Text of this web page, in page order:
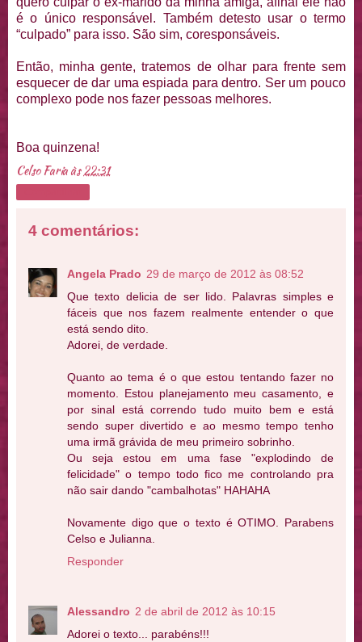
é o único responsável. Também detesto usar o termo
“culpado” para isso. São sim, coresponsáveis.
Então, minha gente, tratemos de olhar para frente sem
esquecer de dar uma espiada para dentro. Ser um pouco
complexo pode nos fazer pessoas melhores.
Boa quinzena!
Celso Fariaàs22:31
4 comentários:
Angela Prado 29 de março de 2012 às 08:52
Que texto delicia de ser lido. Palavras simples e
fáceis que nos fazem realmente entender o que
está sendo dito.
Adorei, de verdade.
Quanto ao tema é o que estou tentando fazer no
momento. Estou planejamento meu casamento, e
por sinal está correndo tudo muito bem e está
sendo super divertido e ao mesmo tempo tenho
uma irmã grávida de meu primeiro sobrinho.
Ou seja estou em uma fase "explodindo de
felicidade" o tempo todo fico me controlando pra
não sair dando "cambalhotas" HAHAHA
Novamente digo que o texto é OTIMO. Parabens
Celso e Julianna.
Responder
Alessandro 2 de abril de 2012 às 10:15
Adorei o texto... parabéns!!!